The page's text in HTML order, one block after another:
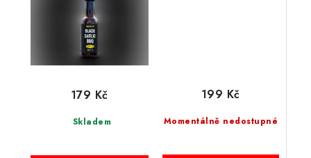
Skladem
179 Kč
Momentálně nedostupné
199 Kč